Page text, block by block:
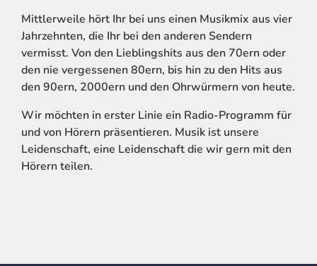
Mittlerweile hört Ihr bei uns einen Musikmix aus vier
Jahrzehnten, die Ihr bei den anderen Sendern
vermisst. Von den Lieblingshits aus den 70ern oder
den nie vergessenen 80ern, bis hin zu den Hits aus
den 90ern, 2000ern und den Ohrwürmern von heute.
Wir möchten in erster Linie ein Radio-Programm für
und von Hörern präsentieren. Musik ist unsere
Leidenschaft, eine Leidenschaft die wir gern mit den
Hörern teilen.